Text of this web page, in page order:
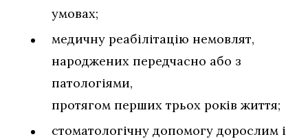
умовах;
медичну реабілітацію немовлят,
народжених передчасно або з
патологіями,
протягом перших трьох років життя;
стоматологічну допомогу дорослим і